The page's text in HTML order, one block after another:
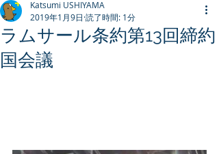
ラムサール条約第13回締約
国会議
Katsumi USHIYAMA
2019年1月9日 読了時間: 1分